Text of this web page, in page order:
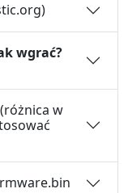
wgrać?
w